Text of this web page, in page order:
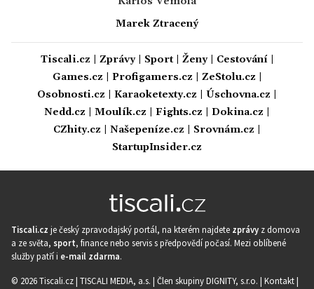
Marek Ztracený
Tiscali.cz Zprávy| Sport| Ženy| Cestování|
Games.cz
Profigamers.cz ZeStolu.cz
Osobnosti.cz
Karaoketexty.cz Úschovna.cz
Nedd.cz
Moulík.cz Fights.cz Dokina.cz
CZhity.cz
Našepeníze.cz Srovnám.cz
StartupInsider.cz
Tiscali.cz je český zpravodajský portál, na kterém najdete zprávy z domova
a ze světa, sport, finance nebo servis s předpovědí počasí. Mezi oblíbené
služby patří i e-mail zdarma.
© 2026 Tiscali.cz | TISCALI MEDIA, a.s. | Člen skupiny DIGNITY, s.r.o. | Kontakt|